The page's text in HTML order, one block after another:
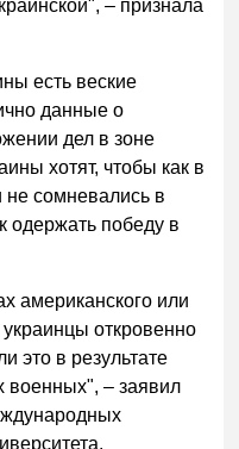
– признала
есть веские
данные о
дел в зоне
хотят, чтобы как в
не сомневались в
одержать победу в
американского или
откровенно
это в результате
военных", – заявил